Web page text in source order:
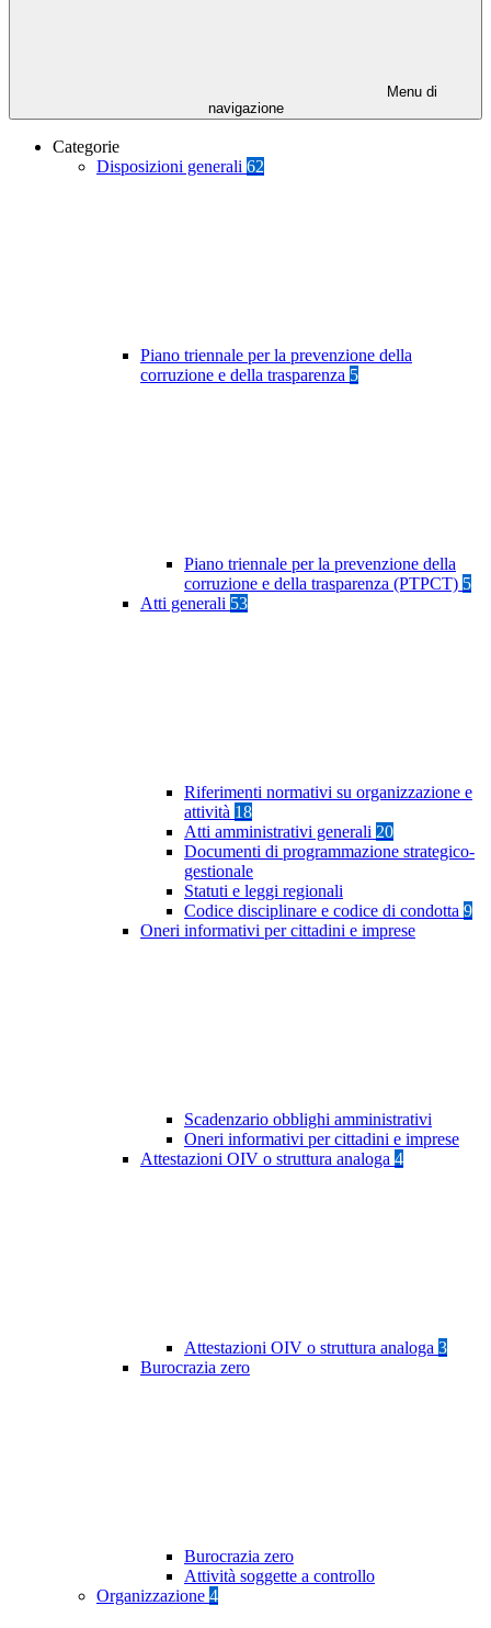
Menu di
navigazione
Categorie
Disposizioni generali 62
Piano triennale per la prevenzione della
corruzione e della trasparenza 5
Piano triennale per la prevenzione della
corruzione e della trasparenza (PTPCT) 5
Atti generali 53
Riferimenti normativi su organizzazione e
attività 18
Atti amministrativi generali 20
Documenti di programmazione strategico-
gestionale
Statuti e leggi regionali
Codice disciplinare e codice di condotta 9
Oneri informativi per cittadini e imprese
Scadenzario obblighi amministrativi
Oneri informativi per cittadini e imprese
Attestazioni OIV o struttura analoga 4
Attestazioni OIV o struttura analoga 3
Burocrazia zero
Burocrazia zero
Attività soggette a controllo
Organizzazione 4